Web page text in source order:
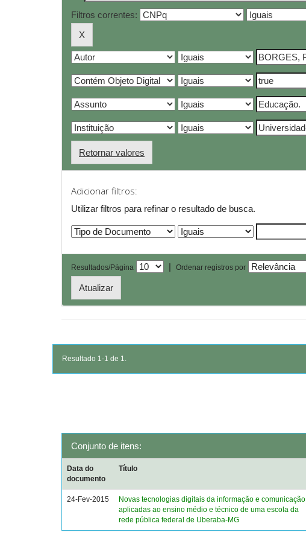
Filtros correntes:
Retornar valores
Adicionar filtros:
Utilizar filtros para refinar o resultado de busca.
Resultados/Página | Ordenar registros por
Resultado 1-1 de 1.
Conjunto de itens:
Data do
documento
Título
24-Fev-2015
Novas tecnologias digitais da informação e comunicação
aplicadas ao ensino médio e técnico de uma escola da
rede pública federal de Uberaba-MG